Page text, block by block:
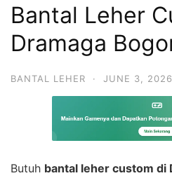
Bantal Leher
Dramaga
BANTAL LEHER · JUNE 3, 2026
Butuh bantal leher custom di